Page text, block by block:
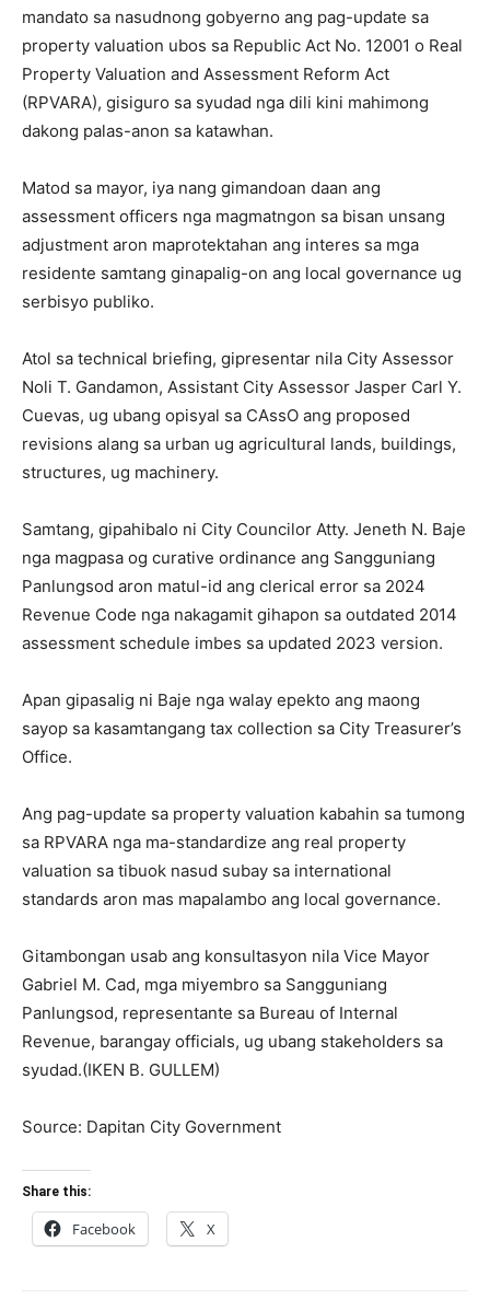
mandato sa nasudnong gobyerno ang pag-update sa
property valuation ubos sa Republic Act No. 12001 o Real
Property Valuation and Assessment Reform Act
(RPVARA), gisiguro sa syudad nga dili kini mahimong
dakong palas-anon sa katawhan.
Matod sa mayor, iya nang gimandoan daan ang
assessment officers nga magmatngon sa bisan unsang
adjustment aron maprotektahan ang interes sa mga
residente samtang ginapalig-on ang local governance ug
serbisyo publiko.
Atol sa technical briefing, gipresentar nila City Assessor
Noli T. Gandamon, Assistant City Assessor Jasper Carl Y.
Cuevas, ug ubang opisyal sa CAssO ang proposed
revisions alang sa urban ug agricultural lands, buildings,
structures, ug machinery.
Samtang, gipahibalo ni City Councilor Atty. Jeneth N. Baje
nga magpasa og curative ordinance ang Sangguniang
Panlungsod aron matul-id ang clerical error sa 2024
Revenue Code nga nakagamit gihapon sa outdated 2014
assessment schedule imbes sa updated 2023 version.
Apan gipasalig ni Baje nga walay epekto ang maong
sayop sa kasamtangang tax collection sa City Treasurer’s
Office.
Ang pag-update sa property valuation kabahin sa tumong
sa RPVARA nga ma-standardize ang real property
valuation sa tibuok nasud subay sa international
standards aron mas mapalambo ang local governance.
Gitambongan usab ang konsultasyon nila Vice Mayor
Gabriel M. Cad, mga miyembro sa Sangguniang
Panlungsod, representante sa Bureau of Internal
Revenue, barangay officials, ug ubang stakeholders sa
syudad.(IKEN B. GULLEM)
Source: Dapitan City Government
Share this:
Facebook X